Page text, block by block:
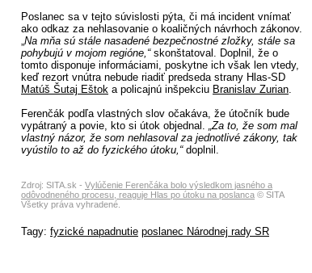
Poslanec sa v tejto súvislosti pýta, či má incident vnímať
ako odkaz za nehlasovanie o koaličných návrhoch zákonov.
„Na mňa sú stále nasadené bezpečnostné zložky, stále sa
pohybujú v mojom regióne,“skonštatoval. Doplnil, že o
tomto disponuje informáciami, poskytne ich však len vtedy,
keď rezort vnútra nebude riadiť predseda strany Hlas-SD
Matúš Šutaj Eštok a policajnú inšpekciu Branislav Zurian.
Ferenčák podľa vlastných slov očakáva, že útočník bude
vypátraný a povie, kto si útok objednal. „Za to, že som mal
vlastný názor, že som nehlasoval za jednotlivé zákony, tak
vyústilo to až do fyzického útoku,“doplnil.
Zdroj: SITA.sk - Vylúčenie Ferenčáka bolo výsledkom jasného a
odôvodneného procesu, reaguje Hlas po útoku na poslanca © SITA
Všetky práva vyhradené.
Tagy: fyzické napadnutie poslanec Národnej rady SR